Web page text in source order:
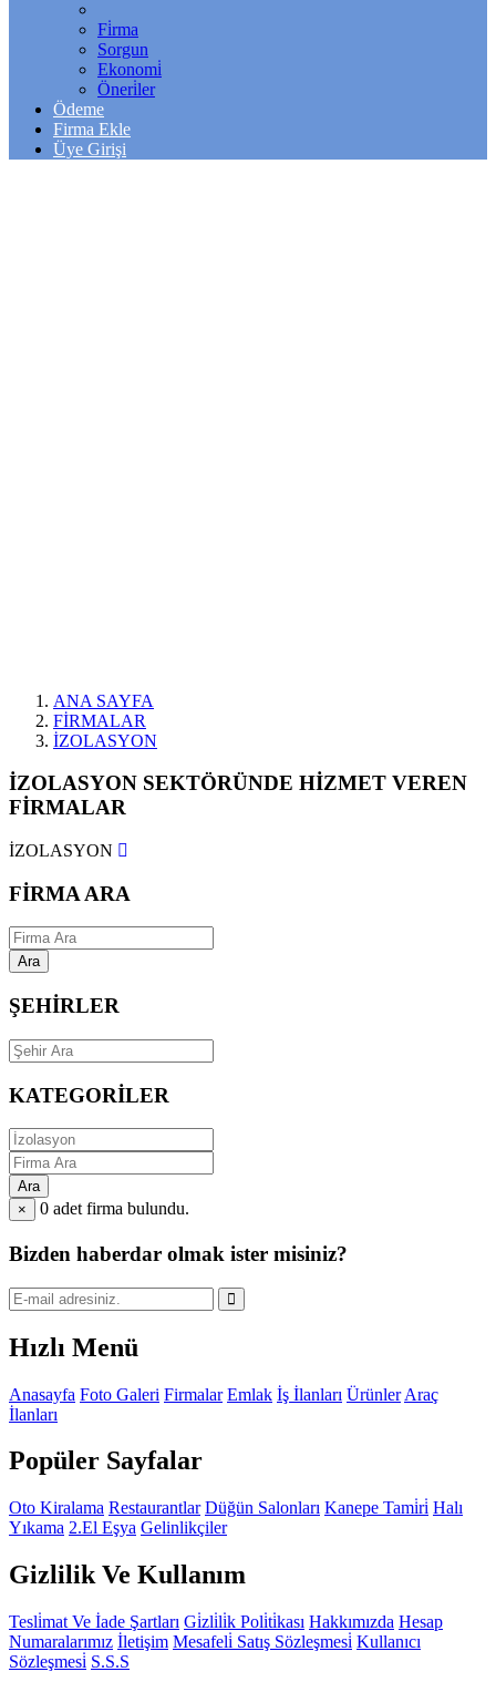
Fi̇rma
Sorgun
Ekonomi̇
Öneri̇ler
Ödeme
Firma Ekle
Üye Girişi
ANA SAYFA
FİRMALAR
İZOLASYON
İZOLASYON SEKTÖRÜNDE HİZMET VEREN
FİRMALAR
İZOLASYON
FİRMA ARA
Ara
ŞEHİRLER
KATEGORİLER
Ara
×
0 adet firma bulundu.
Bizden haberdar olmak ister misiniz?
Hızlı Menü
Anasayfa Foto Galeri Firmalar Emlak İş İlanları Ürünler Araç
İlanları
Popüler Sayfalar
Oto Kiralama Restaurantlar Düğün Salonları Kanepe Tami̇ri̇ Halı
Yıkama 2.El Eşya Gelinlikçiler
Gizlilik Ve Kullanım
Tesli̇mat Ve İade Şartları Gi̇zli̇li̇k Poli̇ti̇kası Hakkımızda Hesap
Numaralarımız İletişim Mesafeli̇ Satış Sözleşmesi̇ Kullanıcı
Sözleşmesi̇ S.S.S